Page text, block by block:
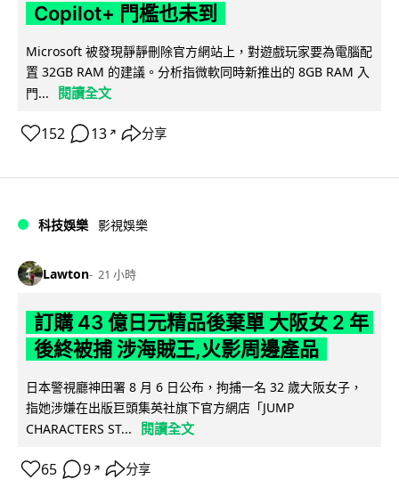
Copilot+ 門檻也未到
Microsoft 被發現靜靜刪除官方網站上，對遊戲玩家要為電腦配
置 32GB RAM 的建議。分析指微軟同時新推出的 8GB RAM 入
門...
閱讀全文
152 13 ↗ 分享
科技娛樂 影視娛樂
Lawton 21 小時
訂購 43 億日元精品後棄單 大阪女 2 年
後終被捕 涉海賊王,火影周邊產品
日本警視廳神田署 8 月 6 日公布，拘捕一名 32 歲大阪女子，
指她涉嫌在出版巨頭集英社旗下官方網店「JUMP
CHARACTERS ST...
閱讀全文
65 9 ↗ 分享